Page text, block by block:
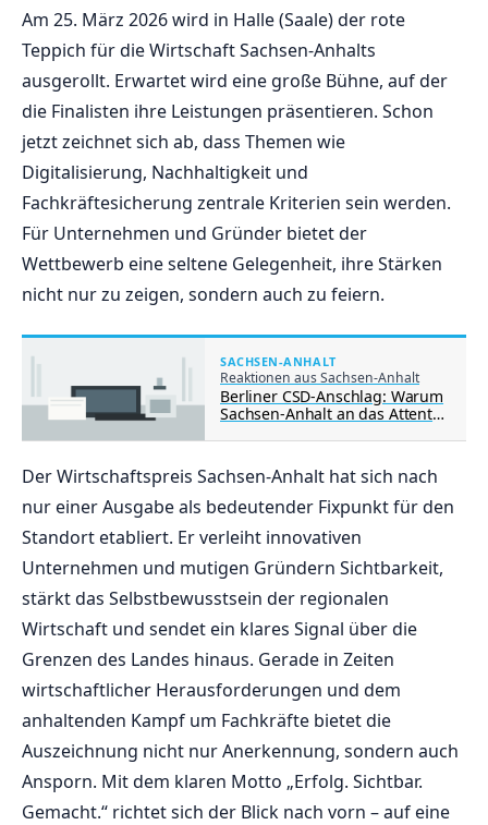
Am 25. März 2026 wird in Halle (Saale) der rote
Teppich für die Wirtschaft Sachsen-Anhalts
ausgerollt. Erwartet wird eine große Bühne, auf der
die Finalisten ihre Leistungen präsentieren. Schon
jetzt zeichnet sich ab, dass Themen wie
Digitalisierung, Nachhaltigkeit und
Fachkräftesicherung zentrale Kriterien sein werden.
Für Unternehmen und Gründer bietet der
Wettbewerb eine seltene Gelegenheit, ihre Stärken
nicht nur zu zeigen, sondern auch zu feiern.
SACHSEN-ANHALT
Reaktionen aus Sachsen-Anhalt
Berliner CSD-Anschlag: Warum
Sachsen-Anhalt an das Attentat
Der Wirtschaftspreis Sachsen-Anhalt hat sich nach
nur einer Ausgabe als bedeutender Fixpunkt für den
Standort etabliert. Er verleiht innovativen
Unternehmen und mutigen Gründern Sichtbarkeit,
stärkt das Selbstbewusstsein der regionalen
Wirtschaft und sendet ein klares Signal über die
Grenzen des Landes hinaus. Gerade in Zeiten
wirtschaftlicher Herausforderungen und dem
anhaltenden Kampf um Fachkräfte bietet die
Auszeichnung nicht nur Anerkennung, sondern auch
Ansporn. Mit dem klaren Motto „Erfolg. Sichtbar.
Gemacht.“ richtet sich der Blick nach vorn – auf eine